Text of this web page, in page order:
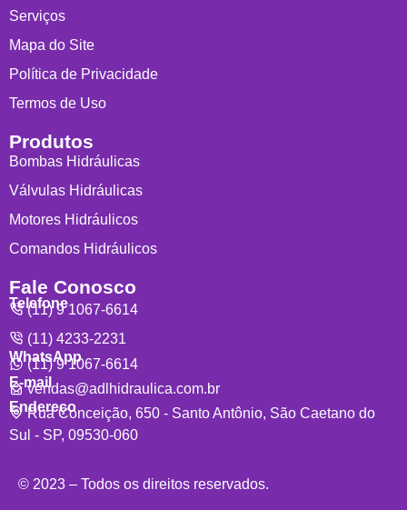
Serviços
Mapa do Site
Política de Privacidade
Termos de Uso
Produtos
Bombas Hidráulicas
Válvulas Hidráulicas
Motores Hidráulicos
Comandos Hidráulicos
Fale Conosco
Telefone
(11) 9 1067-6614
(11) 4233-2231
WhatsApp
(11) 9 1067-6614
E-mail
vendas@adlhidraulica.com.br
Endereço
Rua Conceição, 650 - Santo Antônio, São Caetano do
Sul - SP, 09530-060
© 2023 – Todos os direitos reservados.